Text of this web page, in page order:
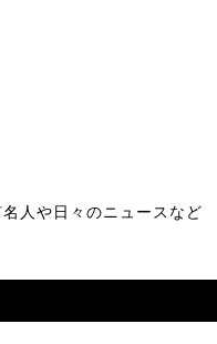
人や日々のニュースなど